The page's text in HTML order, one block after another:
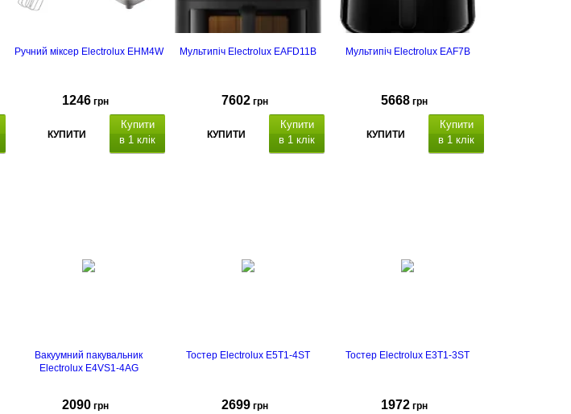
Ручний міксер Electrolux EHM4W
1246 грн
КУПИТИ
Купити
в 1 клік
Мультипіч Electrolux EAFD11B
7602 грн
КУПИТИ
Купити
в 1 клік
Мультипіч Electrolux EAF7B
5668 грн
КУПИТИ
Купити
в 1 клік
Вакуумний пакувальник
Electrolux E4VS1-4AG
2090 грн
Тостер Electrolux E5T1-4ST
2699 грн
Тостер Electrolux E3T1-3ST
1972 грн